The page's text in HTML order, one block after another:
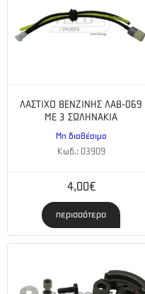
ΛΑΣΤΙΧΟ ΒΕΝΖΙΝΗΣ ΛΑΒ-069
ΜΕ 3 ΣΩΛΗΝΑΚΙΑ
Μη διαθέσιμο
Κωδ.: 03909
4,00€
περισσότερα